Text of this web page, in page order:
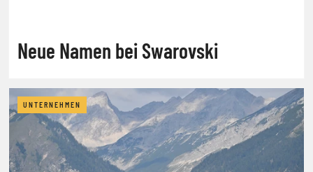
Neue Namen bei Swarovski
UNTERNEHMEN